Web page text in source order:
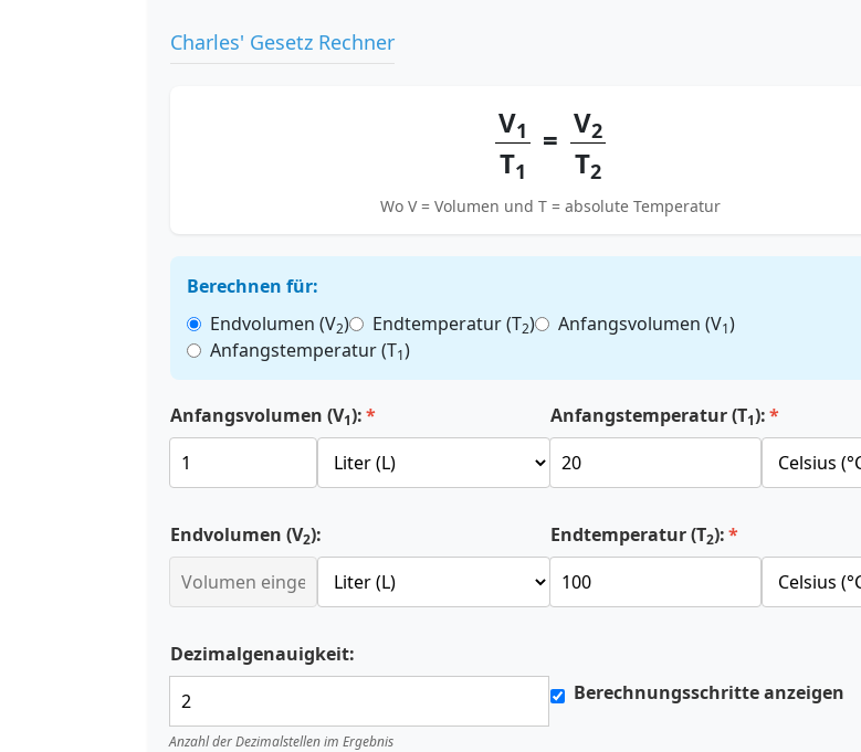
Charles' Gesetz Rechner
V1
T1
= V2
T2
Wo V = Volumen und T = absolute Temperatur
Berechnen für:
Endvolumen (V2) Endtemperatur (T2) Anfangsvolumen (V1)
Anfangstemperatur (T1)
Anfangsvolumen (V1): Anfangstemperatur (T1):
Endvolumen (V2): Endtemperatur (T2):
Dezimalgenauigkeit:
Anzahl der Dezimalstellen im Ergebnis
Berechnungsschritte anzeigen